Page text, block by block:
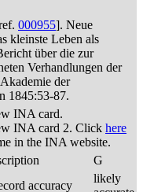
000955]. Neue
kleinste Leben als
über die zur
Verhandlungen der
der
1845:53-87.
INA card.
INA card 2. Click here
in the INA website.
G
accuracy
likely